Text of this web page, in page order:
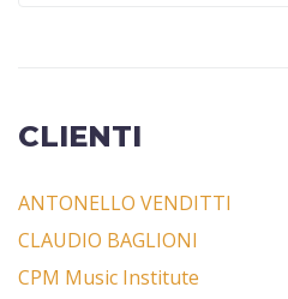
CLIENTI
ANTONELLO VENDITTI
CLAUDIO BAGLIONI
CPM Music Institute